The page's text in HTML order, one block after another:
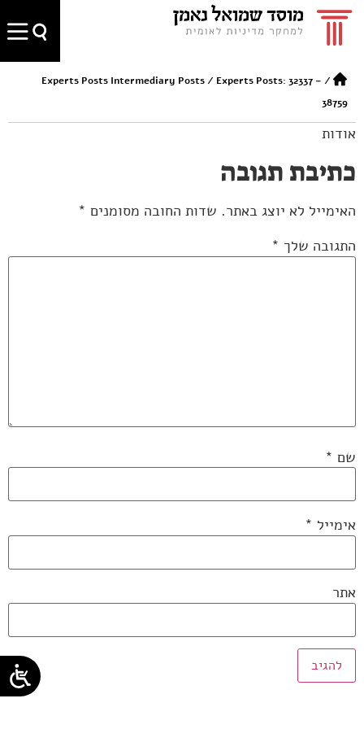
/
Experts Posts Intermediary Posts/ Experts Posts: 32337 –
38759
אודות
כתיבת תגובה
האימייל לא יוצג באתר. שדות החובה מסומנים *
התגובה שלך *
שם *
אימייל *
אתר